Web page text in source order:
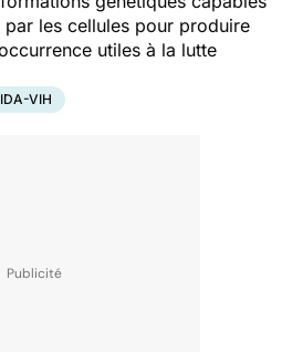
par les cellules pour produire
utiles à la lutte
VIH